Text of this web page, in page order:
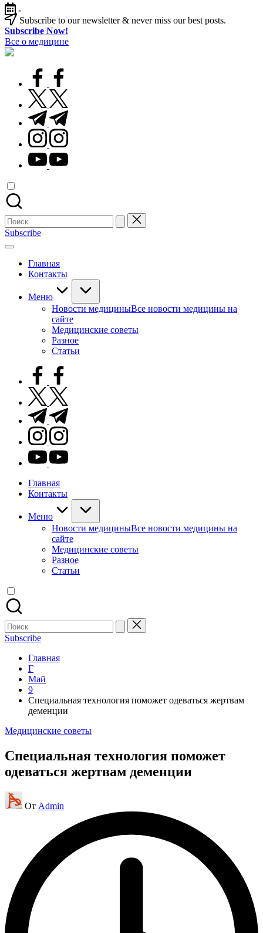
Перейти
к
содержимому
-
Subscribe to our newsletter & never miss our best posts.
Subscribe Now!
Все о медицине
Лечитесь
facebook.com
twitter.com
t.me
instagram.com
youtube.com
Поиск
для:
Subscribe
Главная
Контакты
Меню
Новости медициныВсе новости медицины на
сайте
Медицинские советы
Разное
Статьи
facebook.com
twitter.com
t.me
instagram.com
youtube.com
Главная
Контакты
Меню
Новости медициныВсе новости медицины на
сайте
Медицинские советы
Разное
Статьи
Поиск
для:
Subscribe
Главная
Г
Май
9
Специальная технология поможет одеваться жертвам
деменции
Опубликовано
Медицинские советы
Специальная технология поможет
одеваться жертвам деменции
Запись
от
От Admin